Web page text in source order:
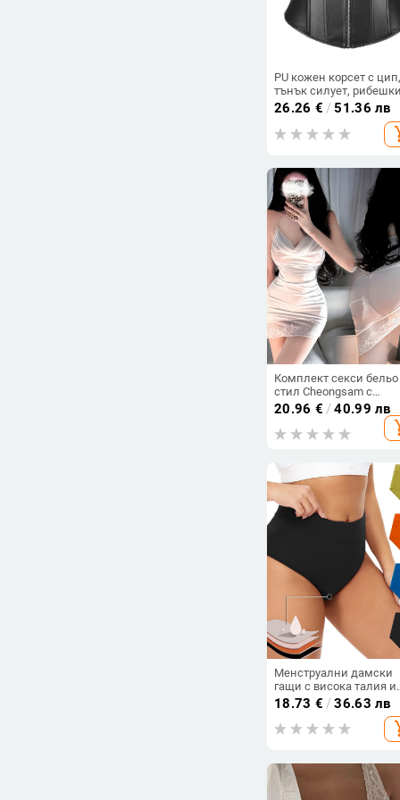
PU кожен корсет с цип,
тънък силует, рибешки
кости, без презрамки,
нощен клуб и сценично
изпълнение
26.26 € /51.36 лв
Комплект секси бельо
стил Cheongsam с
прозрачен мрежест
полиестер,
на полиестер 90–95%,
произход Ляньюнганг
20.96 € /40.99 лв
Менструални дамски
гащи с висока талия и
четири слоя защита
срещу протичане,
безшевни; плат 84%
нейлон, подплата
18.73 € /36.63 лв